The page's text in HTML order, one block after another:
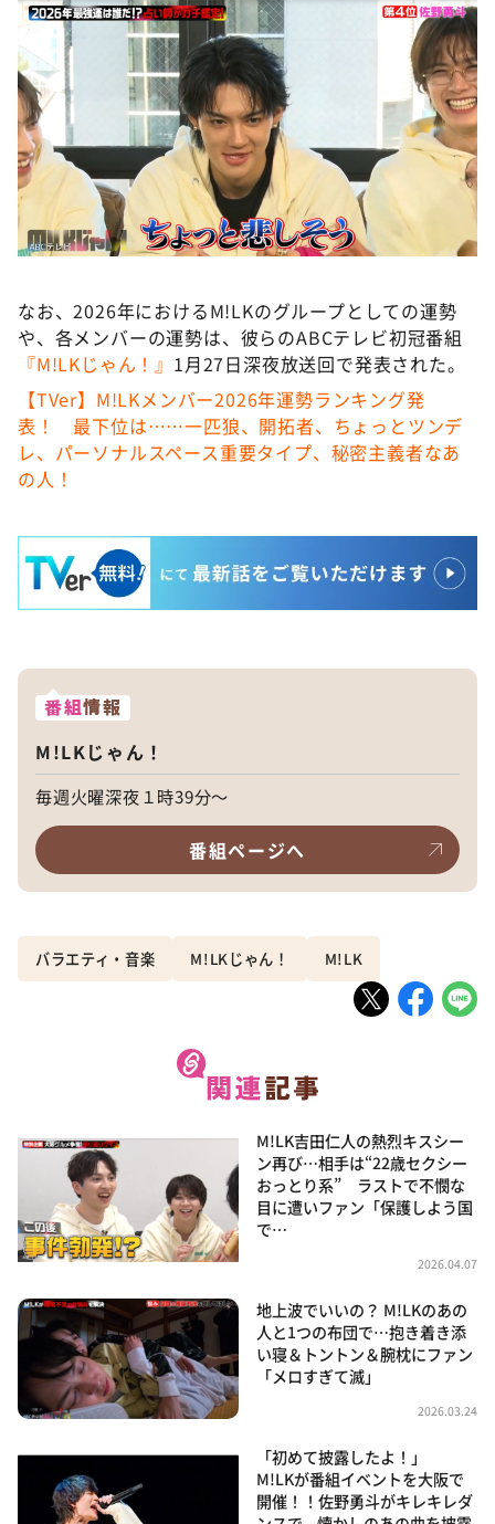
なお、2026年におけるM!LKのグループとしての運勢
や、各メンバーの運勢は、彼らのABCテレビ初冠番組
『M!LKじゃん！』 1月27日深夜放送回で発表された。
【TVer】M!LKメンバー2026年運勢ランキング発
表！ 最下位は……一匹狼、開拓者、ちょっとツンデ
レ、パーソナルスペース重要タイプ、秘密主義者なあ
の人！
番組情報
M!LKじゃん！
毎週火曜深夜１時39分～
番組ページへ
バラエティ・音楽 M!LKじゃん！ M!LK
M!LK吉田仁人の熱烈キスシー
ン再び…相手は“22歳セクシー
おっとり系” ラストで不憫な
目に遭いファン「保護しよう国
で…
2026.04.07
地上波でいいの？ M!LKのあの
人と1つの布団で…抱き着き添
い寝＆トントン＆腕枕にファン
「メロすぎて滅」
2026.03.24
「初めて披露したよ！」
M!LKが番組イベントを大阪で
開催！！佐野勇斗がキレキレダ